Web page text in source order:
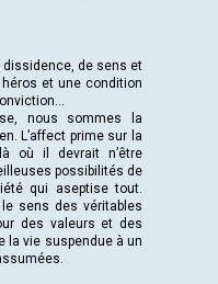
dissidence, de sens et
et une condition
nous sommes la
L’affect prime sur la
où il devrait n’être
possibilités de
qui aseptise tout.
sens des véritables
des valeurs et des
la vie suspendue à un